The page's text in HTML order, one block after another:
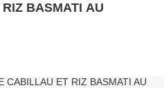
BASMATI AU